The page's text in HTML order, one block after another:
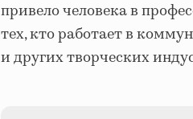
привело человека в
тех, кто работает в
и других творческих